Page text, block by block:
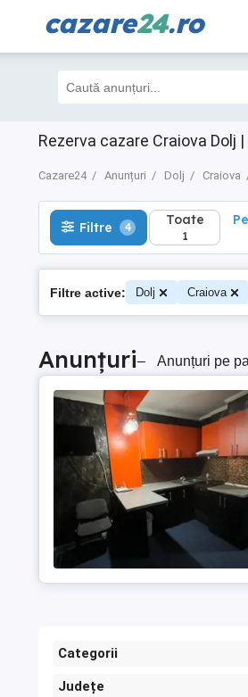
cazare24.ro
Rezerva cazare Craiova Dolj
Cazare24 Anunțuri Dolj Craiova
Filtre 4 Toate
1
Filtre 4 Toate
1
Filtre active: Dolj Craiova
Anunțuri– Anunțuri pe
Categorii
Județe